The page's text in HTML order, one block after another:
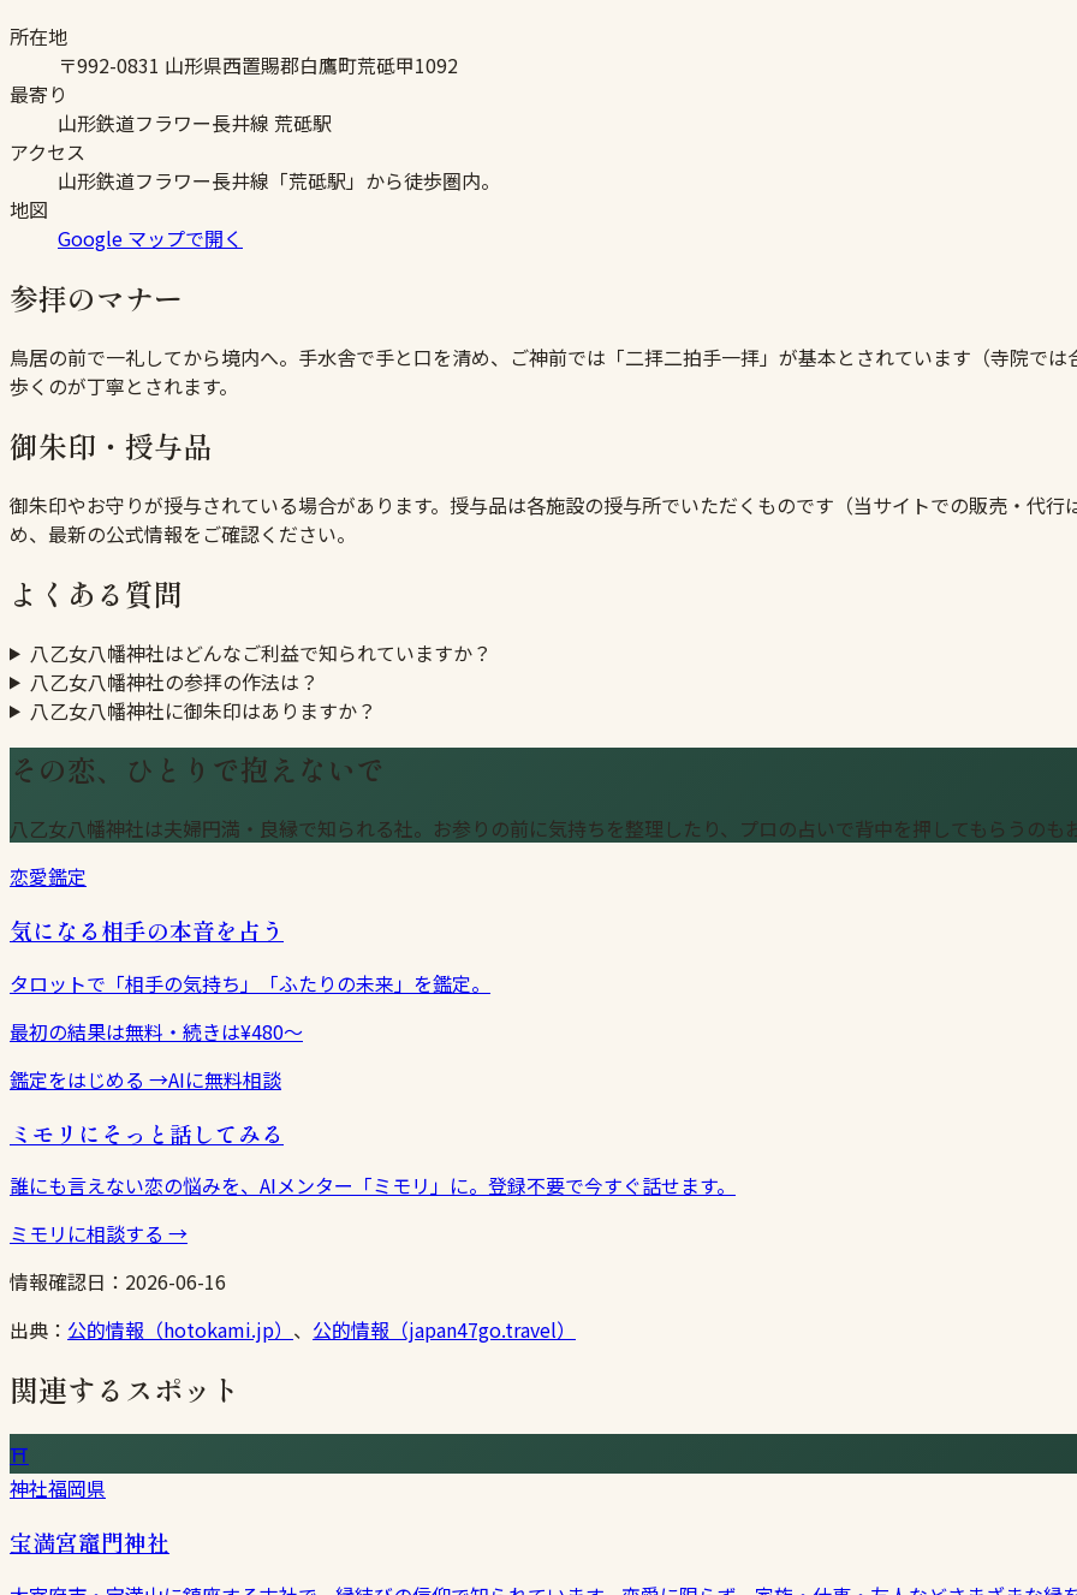
所在地
〒992-0831 山形県西置賜郡白鷹町荒砥甲1092
最寄り
山形鉄道フラワー長井線 荒砥駅
アクセス
山形鉄道フラワー長井線「荒砥駅」から徒歩圏内。
地図
Google マップで開く
参拝のマナー
鳥居の前で一礼してから境内へ。手水舎で手と口を清め、ご神前では「二拝二拍手一拝」が基本とされています（寺院で
歩くのが丁寧とされます。
御朱印・授与品
御朱印やお守りが授与されている場合があります。授与品は各施設の授与所でいただくものです（当サイトでの販売・代
め、最新の公式情報をご確認ください。
よくある質問
八乙女八幡神社はどんなご利益で知られていますか？
八乙女八幡神社の参拝の作法は？
八乙女八幡神社に御朱印はありますか？
その恋、ひとりで抱えないで
八乙女八幡神社は夫婦円満・良縁で知られる社。お参りの前に気持ちを整理したり、プロの占いで背中を押してもらうのも
恋愛鑑定
気になる相手の本音を占う
タロットで「相手の気持ち」「ふたりの未来」を鑑定。
最初の結果は無料・続きは¥480〜
鑑定をはじめる →AIに無料相談
ミモリにそっと話してみる
誰にも言えない恋の悩みを、AIメンター「ミモリ」に。登録不要で今すぐ話せます。
ミモリに相談する →
情報確認日： 2026-06-16
出典： 公的情報（hotokami.jp） 、 公的情報（japan47go.travel）
関連するスポット
⛩
神社福岡県
宝満宮竈門神社